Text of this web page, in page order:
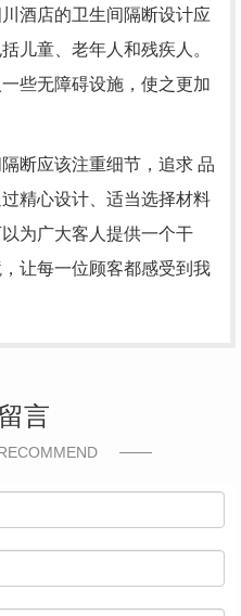
酒店的卫生间隔断设计应
儿童、老年人和残疾人。
些无障碍设施，使之更加
断应该注重细节，追求 品
精心设计、适当选择材料
为广大客人提供一个干
让每一位顾客都感受到我
言